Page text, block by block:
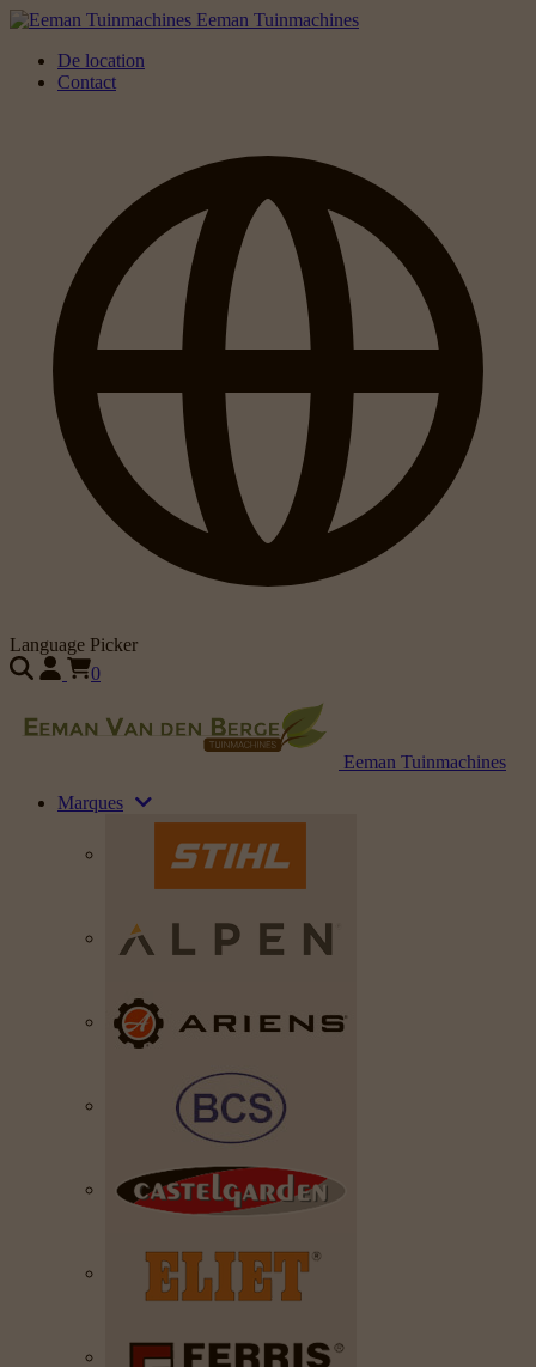
Eeman Tuinmachines
De location
Contact
Language Picker
0
Eeman Tuinmachines
Marques